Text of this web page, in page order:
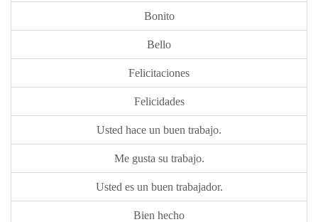
Bonito
Bello
Felicitaciones
Felicidades
Usted hace un buen trabajo.
Me gusta su trabajo.
Usted es un buen trabajador.
Bien hecho